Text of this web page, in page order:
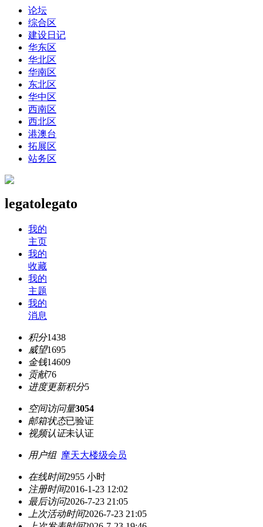
论坛
综合区
建设日记
华东区
华北区
华南区
东北区
华中区
西南区
西北区
港澳台
拓展区
站务区
legatolegato
我的
主页
我的
收藏
我的
主题
我的
消息
积分1438
威望1695
金钱14609
贡献76
进度更新积分5
空间访问量3054
邮箱状态已验证
视频认证未认证
用户组 摩天大楼级会员
在线时间2955 小时
注册时间2016-1-23 12:02
最后访问2026-7-23 21:05
上次活动时间2026-7-23 21:05